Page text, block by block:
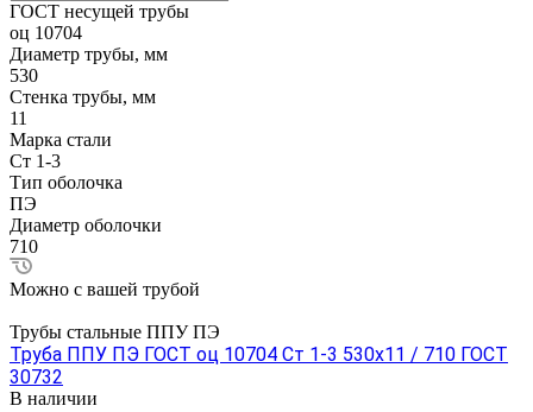
ГОСТ несущей трубы
оц 10704
Диаметр трубы, мм
530
Стенка трубы, мм
11
Марка стали
Ст 1-3
Тип оболочка
ПЭ
Диаметр оболочки
710
Можно с вашей трубой
Трубы стальные ППУ ПЭ
Труба ППУ ПЭ ГОСТ оц 10704 Ст 1-3 530x11 / 710 ГОСТ
30732
В наличии